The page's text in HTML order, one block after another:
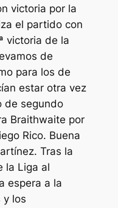
victoria por la
el partido con
victoria de la
de
para los de
estar otra vez
de segundo
Braithwaite por
Rico. Buena
Tras la
la Liga al
espera a la
y los